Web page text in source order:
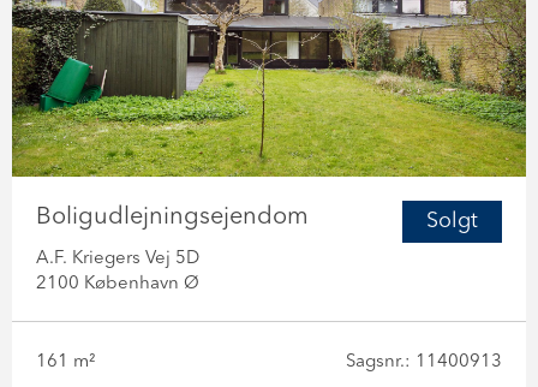
Solgt
Boligudlejningsejendom
A.F. Kriegers Vej 5D
2100 København Ø
161 m² Sagsnr.: 11400913